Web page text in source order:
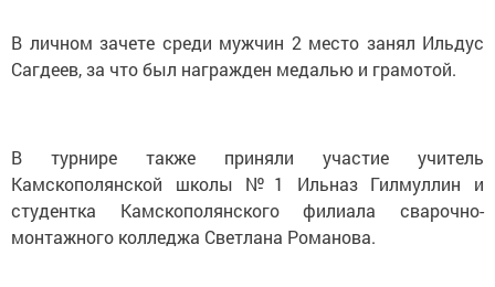
В личном зачете среди мужчин 2 место занял Ильдус
Сагдеев, за что был награжден медалью и грамотой.
В турнире также приняли участие учитель
Камскополянской школы №1 Ильназ Гилмуллин и
студентка Камскополянского филиала сварочно-
монтажного колледжа Светлана Романова.